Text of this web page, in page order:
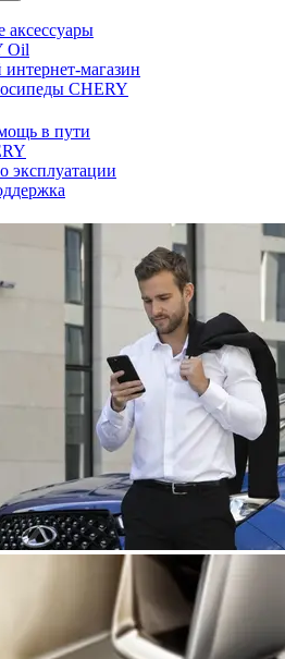
Oil
магазин
CHERY
в пути
эксплуатации